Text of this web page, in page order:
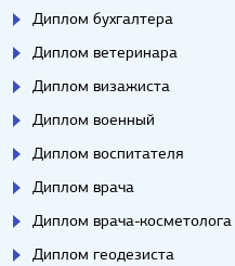
Диплом бухгалтера
Диплом ветеринара
Диплом визажиста
Диплом военный
Диплом воспитателя
Диплом врача
Диплом врача-косметолога
Диплом геодезиста